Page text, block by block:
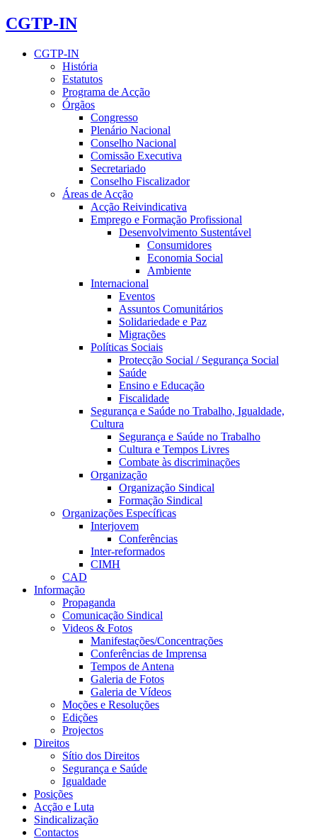
CGTP-IN
CGTP-IN
História
Estatutos
Programa de Acção
Órgãos
Congresso
Plenário Nacional
Conselho Nacional
Comissão Executiva
Secretariado
Conselho Fiscalizador
Áreas de Acção
Acção Reivindicativa
Emprego e Formação Profissional
Desenvolvimento Sustentável
Consumidores
Economia Social
Ambiente
Internacional
Eventos
Assuntos Comunitários
Solidariedade e Paz
Migrações
Políticas Sociais
Protecção Social / Segurança Social
Saúde
Ensino e Educação
Fiscalidade
Segurança e Saúde no Trabalho, Igualdade,
Cultura
Segurança e Saúde no Trabalho
Cultura e Tempos Livres
Combate às discriminações
Organização
Organização Sindical
Formação Sindical
Organizações Específicas
Interjovem
Conferências
Inter-reformados
CIMH
CAD
Informação
Propaganda
Comunicação Sindical
Videos & Fotos
Manifestações/Concentrações
Conferências de Imprensa
Tempos de Antena
Galeria de Fotos
Galeria de Vídeos
Moções e Resoluções
Edições
Projectos
Direitos
Sítio dos Direitos
Segurança e Saúde
Igualdade
Posições
Acção e Luta
Sindicalização
Contactos